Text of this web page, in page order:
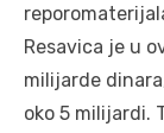
Resavica je u
milijarde
oko 5 milijardi.